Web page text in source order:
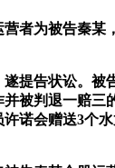
为被告秦某
告状讼。被
被判退一赔
会赠送3个